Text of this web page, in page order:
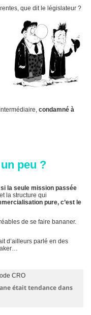
que dit le législateur ?
condamné à
peu ?
si la seule mission passée
la structure qui
pure, c’est le
de se faire bananer.
d’ailleurs parlé en des
était tendance dans